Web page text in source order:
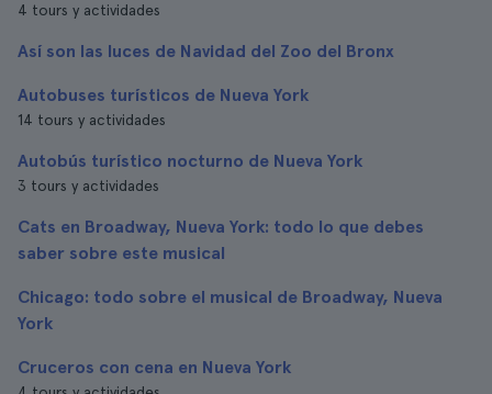
4 tours y actividades
Así son las luces de Navidad del Zoo del Bronx
Autobuses turísticos de Nueva York
14 tours y actividades
Autobús turístico nocturno de Nueva York
3 tours y actividades
Cats en Broadway, Nueva York: todo lo que debes
saber sobre este musical
Chicago: todo sobre el musical de Broadway, Nueva
York
Cruceros con cena en Nueva York